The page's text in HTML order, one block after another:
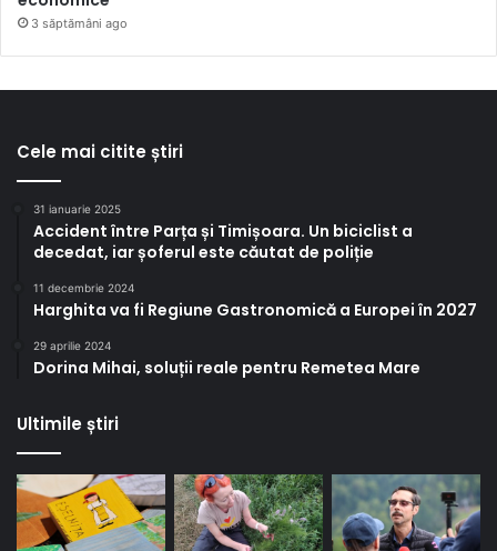
3 săptămâni ago
Cele mai citite știri
31 ianuarie 2025
Accident între Parța și Timișoara. Un biciclist a
decedat, iar șoferul este căutat de poliție
11 decembrie 2024
Harghita va fi Regiune Gastronomică a Europei în 2027
29 aprilie 2024
Dorina Mihai, soluții reale pentru Remetea Mare
Ultimile știri